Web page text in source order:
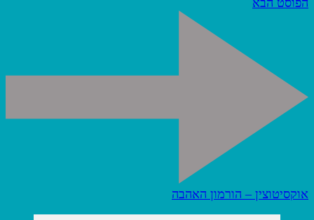
אוקסיטוצין – הורמון האהבה